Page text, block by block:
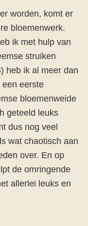
worden, komt er
bloemenwerk.
ik met hulp van
struiken
heb ik al meer dan
eerste
bloemenweide
geteeld leuks
dus nog veel
wat chaotisch aan
over. En op
de omringende
allerlei leuks en